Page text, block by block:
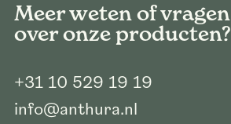
Meer weten of vragen
over onze producten?
+31 10 529 19 19
info@anthura.nl